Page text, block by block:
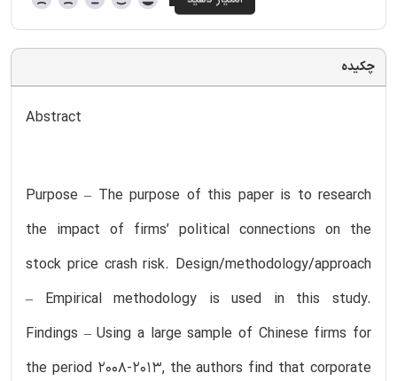
چکیده
Abstract
Purpose – The purpose of this paper is to research
the impact of firms’ political connections on the
stock price crash risk. Design/methodology/approach
– Empirical methodology is used in this study.
Findings – Using a large sample of Chinese firms for
the period 2008-2013, the authors find that corporate